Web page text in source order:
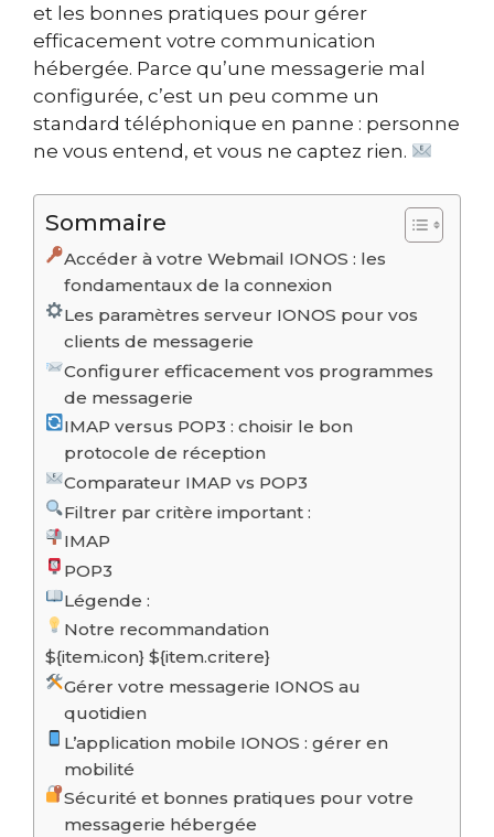
et les bonnes pratiques pour gérer
efficacement votre communication
hébergée. Parce qu’une messagerie mal
configurée, c’est un peu comme un
standard téléphonique en panne : personne
ne vous entend, et vous ne captez rien.
Sommaire
Accéder à votre Webmail IONOS : les
fondamentaux de la connexion
Les paramètres serveur IONOS pour vos
clients de messagerie
Configurer efficacement vos programmes
de messagerie
IMAP versus POP3 : choisir le bon
protocole de réception
Comparateur IMAP vs POP3
Filtrer par critère important :
IMAP
POP3
Légende :
Notre recommandation
${item.icon} ${item.critere}
Gérer votre messagerie IONOS au
quotidien
L’application mobile IONOS : gérer en
mobilité
Sécurité et bonnes pratiques pour votre
messagerie hébergée